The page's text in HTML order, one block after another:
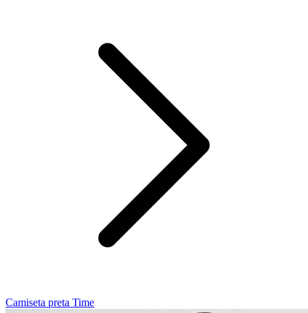
Camiseta preta Time